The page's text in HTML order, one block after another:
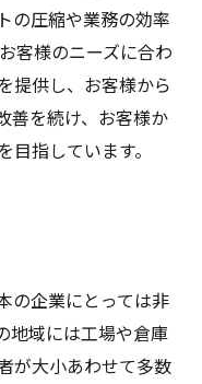
の圧縮や業務の効率
客様のニーズに合わ
提供し、お客様から
善を続け、お客様か
指しています。
の企業にとっては非
地域には工場や倉庫
が大小あわせて多数